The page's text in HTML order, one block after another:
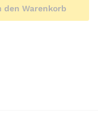
den Warenkorb